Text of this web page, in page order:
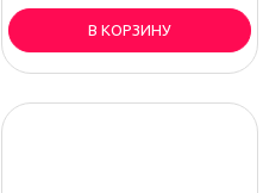
В КОРЗИНУ